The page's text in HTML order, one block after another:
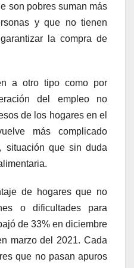
son pobres suman más
y que no tienen
la compra de
a otro tipo como por
del empleo no
de los hogares en el
más complicado
situación que sin duda
de hogares que no
o dificultades para
de 33% en diciembre
marzo del 2021. Cada
que no pasan apuros